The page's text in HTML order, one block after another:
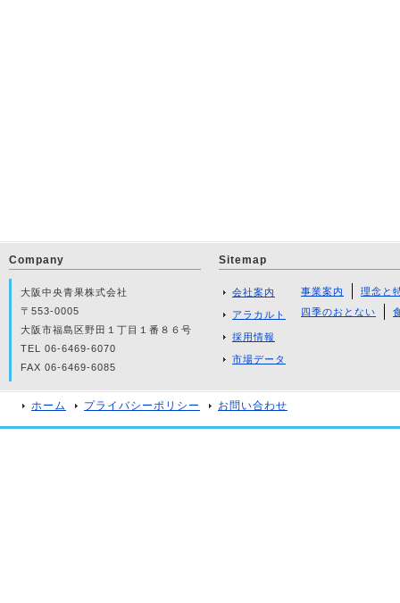
Sitemap
会社案内
アラカルト
採用情報
市場データ
事業案内
理念と
四季のおとない
Company
大阪中央青果株式会社
〒553-0005
大阪市福島区野田１丁目１番８６号
TEL 06-6469-6070
FAX 06-6469-6085
ホーム プライバシーポリシー お問い合わせ